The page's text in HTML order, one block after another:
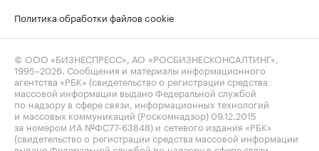
Политика обработки файлов cookie
© ООО «БИЗНЕСПРЕСС», АО «РОСБИЗНЕСКОНСАЛТИНГ»,
1995–2026 . Сообщения и материалы информационного
агентства «РБК» (свидетельство о регистрации средства
массовой информации выдано Федеральной службой
по надзору в сфере связи, информационных технологий
и массовых коммуникаций (Роскомнадзор) 09.12.2015
за номером ИА №ФС77-63848) и сетевого издания «РБК»
(свидетельство о регистрации средства массовой информации